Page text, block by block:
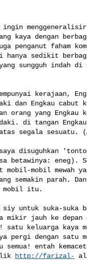
ingin
kaya dengan
penganut faham
sedikit berbagi
yang sungguh indah
kerajaan,
dan Engkau
orang yang Engkau
di tangan
atas segala
disuguhkan
betawinya:
mobil-mobil
semakin parah.
mobil itu.
siy untuk suka-suka
mikir jauh ke depan
keluarga kaya
pergi dengan satu
entah
http://farizal-